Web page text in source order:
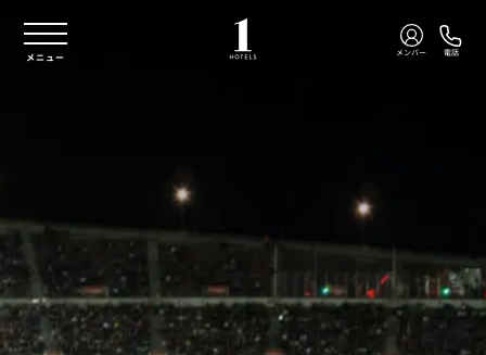
本文へスキップ
メニュー メンバー 電話